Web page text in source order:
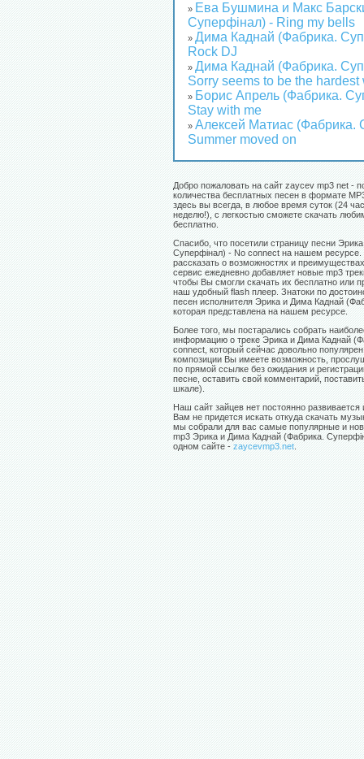
» Ева Бушмина и Макс
Суперфінал) - Ring my bells
» Дима Каднай (Фабрика.
Rock DJ
» Дима Каднай (Фабрика.
Sorry seems to be the hardest
» Борис Апрель (Фабрика.
Stay with me
» Алексей Матиас (Фабрика.
Summer moved on
Добро пожаловать на сайт zaycev mp3 net -
количества бесплатных песен в формате
здесь вы всегда, в любое время суток (24
неделю!), с легкостью сможете скачать
бесплатно.
Спасибо, что посетили страницу песни
Суперфінал) - No connect на нашем
рассказать о возможностях и
сервис ежедневно добавляет новые mp3
чтобы Вы смогли скачать их бесплатно или
наш удобный flash плеер. Знатоки по
песен исполнителя Эрика и Дима Каднай
которая представлена на нашем ресурсе.
Более того, мы постарались собрать
информацию о треке Эрика и Дима Каднай
connect, который сейчас довольно
композиции Вы имеете возможность,
по прямой ссылке без ожидания и
песне, оставить свой комментарий,
шкале).
Наш сайт зайцев нет постоянно
Вам не придется искать откуда скачать
мы собрали для вас самые популярные и
mp3 Эрика и Дима Каднай (Фабрика.
одном сайте -zaycevmp3.net.